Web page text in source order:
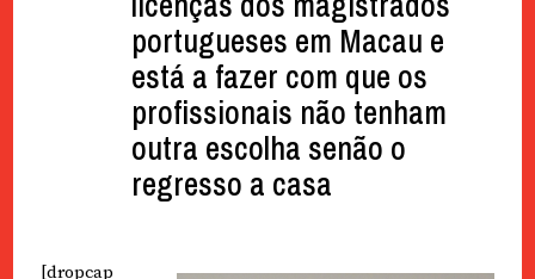
portugueses em Macau e
está a fazer com que os
profissionais não tenham
outra escolha senão o
regresso a casa
[dropcap